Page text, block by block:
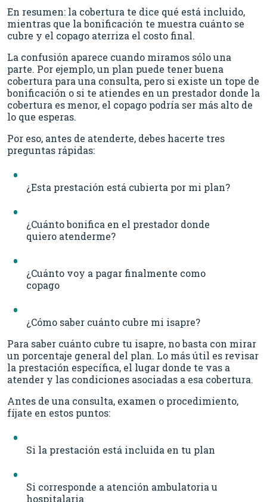
En resumen: la cobertura te dice qué está incluido,
mientras que la bonificación te muestra cuánto se
cubre y el copago aterriza el costo final.
La confusión aparece cuando miramos sólo una
parte. Por ejemplo, un plan puede tener buena
cobertura para una consulta, pero si existe un tope de
bonificación o si te atiendes en un prestador donde la
cobertura es menor, el copago podría ser más alto de
lo que esperas.
Por eso, antes de atenderte, debes hacerte tres
preguntas rápidas:
¿Esta prestación está cubierta por mi plan?
¿Cuánto bonifica en el prestador donde
quiero atenderme?
¿Cuánto voy a pagar finalmente como
copago
¿Cómo saber cuánto cubre mi isapre?
Para saber cuánto cubre tu isapre, no basta con mirar
un porcentaje general del plan. Lo más útil es revisar
la prestación específica, el lugar donde te vas a
atender y las condiciones asociadas a esa cobertura.
Antes de una consulta, examen o procedimiento,
fíjate en estos puntos:
Si la prestación está incluida en tu plan
Si corresponde a atención ambulatoria u
hospitalaria